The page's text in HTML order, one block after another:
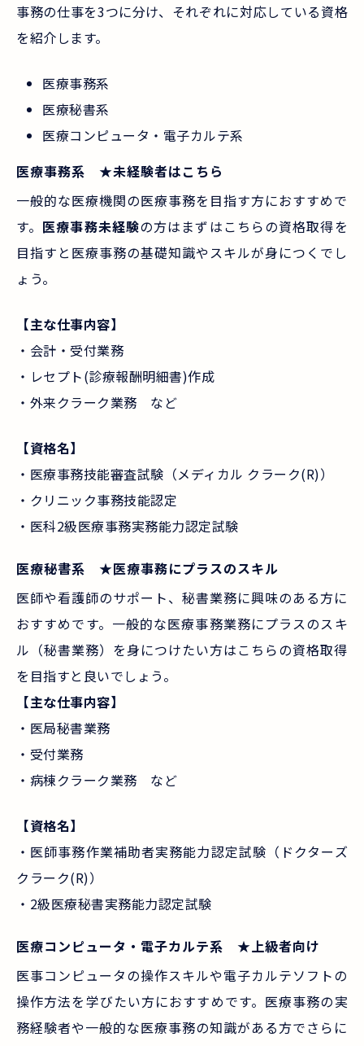
事務の仕事を3つに分け、それぞれに対応している資格
を紹介します。
医療事務系
医療秘書系
医療コンピュータ・電子カルテ系
医療事務系 ★未経験者はこちら
一般的な医療機関の医療事務を目指す方におすすめで
す。 医療事務未経験の方はまずはこちらの資格取得を
目指すと医療事務の基礎知識やスキルが身につくでし
ょう。
【主な仕事内容】
・会計・受付業務
・レセプト(診療報酬明細書)作成
・外来クラーク業務 など
【資格名】
・医療事務技能審査試験（メディカル クラーク(R)）
・クリニック事務技能認定
・医科2級医療事務実務能力認定試験
医療秘書系 ★医療事務にプラスのスキル
医師や看護師のサポート、秘書業務に興味のある方に
おすすめです。一般的な医療事務業務にプラスのスキ
ル（秘書業務）を身につけたい方はこちらの資格取得
を目指すと良いでしょう。
【主な仕事内容】
・医局秘書業務
・受付業務
・病棟クラーク業務 など
【資格名】
・医師事務作業補助者実務能力認定試験（ドクターズ
クラーク(R)）
・2級医療秘書実務能力認定試験
医療コンピュータ・電子カルテ系 ★上級者向け
医事コンピュータの操作スキルや電子カルテソフトの
操作方法を学びたい方におすすめです。医療事務の実
務経験者や一般的な医療事務の知識がある方でさらに